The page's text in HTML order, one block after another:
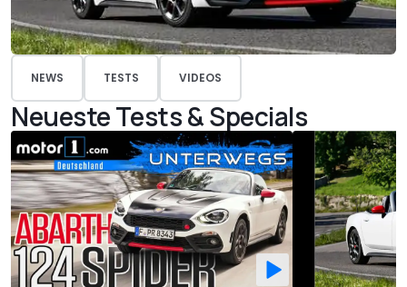
NEWS TESTS VIDEOS
Neueste Tests & Specials